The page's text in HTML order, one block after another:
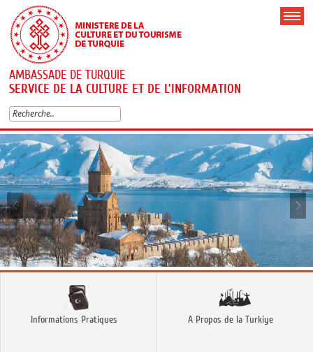
AMBASSADE DE TURQUIE
SERVICE DE LA CULTURE ET DE L’INFORMATION
Informations Pratiques A Propos de la Turkiye